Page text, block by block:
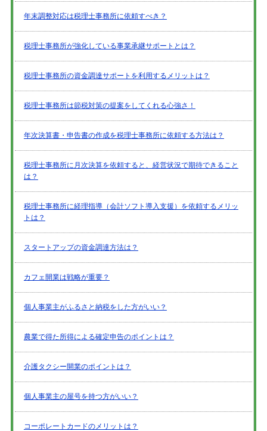
年末調整対応は税理士事務所に依頼すべき？
税理士事務所が強化している事業承継サポートとは？
税理士事務所の資金調達サポートを利用するメリットは？
税理士事務所は節税対策の提案をしてくれる心強さ！
年次決算書・申告書の作成を税理士事務所に依頼する方法は？
税理士事務所に月次決算を依頼すると、経営状況で期待できること
は？
税理士事務所に経理指導（会計ソフト導入支援）を依頼するメリッ
トは？
スタートアップの資金調達方法は？
カフェ開業は戦略が重要？
個人事業主がふるさと納税をした方がいい？
農業で得た所得による確定申告のポイントは？
介護タクシー開業のポイントは？
個人事業主の屋号を持つ方がいい？
コーポレートカードのメリットは？